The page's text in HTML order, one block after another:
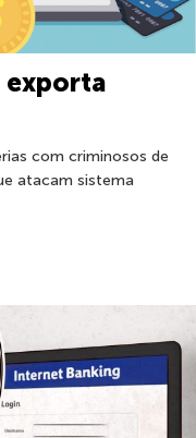
exporta
com criminosos de
atacam sistema